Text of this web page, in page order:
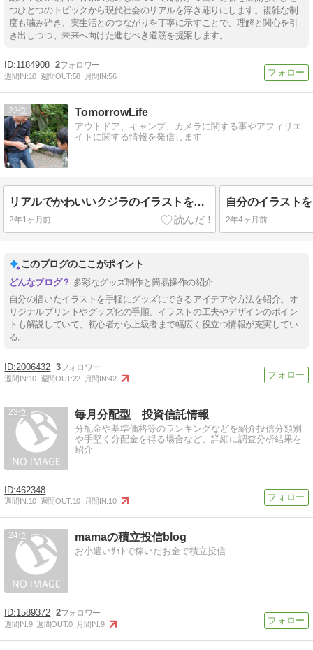
つひとつのトピックから現代社会のリアルを浮き彫りにします。複雑な制
度も噛み砕き、実生活とのつながりを丁寧に示すことで、理解と関心を引
き出しつつ、未来へ向けた進むべき道筋を提案します。
1184908 2
週間IN:10 週間OUT:58 月間IN:56
22 TomorrowLife
アウトドア、キャンプ、カメラに関する事やアフィリエ
イトに関する情報を発信します
リアルでかわいいクジラのイラストをグッズにしてみました
2年1ヶ月前 2年4ヶ月前
このブログのここがポイント
多彩なグッズ制作と簡易操作の紹介
自分の描いたイラストを手軽にグッズにできるアイデアや方法を紹介。オ
リジナルプリントやグッズ化の手順、イラストの工夫やデザインのポイン
トも解説していて、初心者から上級者まで幅広く役立つ情報が充実してい
る。
2006432 3
週間IN:10 週間OUT:22 月間IN:42
23 毎月分配型 投資信託情報
分配金や基準価格等のランキングなどを紹介投信分類別
や手堅く分配金を得る場合など、詳細に調査分析結果を
紹介
462348
週間IN:10 週間OUT:10 月間IN:10
24 mamaの積立投信blog
お小遣いｻｲﾄで稼いだお金で積立投信
1589372 2
週間IN:9 週間OUT:0 月間IN:9